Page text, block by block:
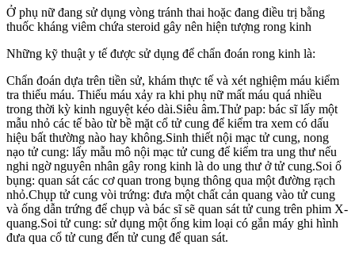
Ở phụ nữ đang sử dụng vòng tránh thai hoặc đang điều trị bằng
thuốc kháng viêm chứa steroid gây nên hiện tượng rong kinh
Những kỹ thuật y tế được sử dụng để chẩn đoán rong kinh là:
Chẩn đoán dựa trên tiền sử, khám thực tế và xét nghiệm máu kiểm
tra thiếu máu. Thiếu máu xảy ra khi phụ nữ mất máu quá nhiều
trong thời kỳ kinh nguyệt kéo dài.Siêu âm.Thử pap: bác sĩ lấy một
mẫu nhỏ các tế bào từ bề mặt cổ tử cung để kiểm tra xem có dấu
hiệu bất thường nào hay không.Sinh thiết nội mạc tử cung, nong
nạo tử cung: lấy mẫu mô nội mạc tử cung để kiểm tra ung thư nếu
nghi ngờ nguyên nhân gây rong kinh là do ung thư ở tử cung.Soi ổ
bụng: quan sát các cơ quan trong bụng thông qua một đường rạch
nhỏ.Chụp tử cung vòi trứng: đưa một chất cản quang vào tử cung
và ống dẫn trứng để chụp và bác sĩ sẽ quan sát tử cung trên phim X-
quang.Soi tử cung: sử dụng một ống kim loại có gắn máy ghi hình
đưa qua cổ tử cung đến tử cung để quan sát.